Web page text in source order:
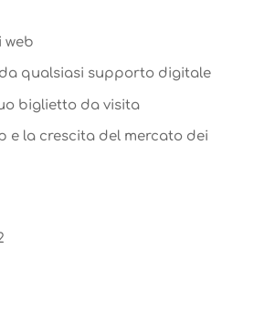
web
qualsiasi supporto digitale
biglietto da visita
e la crescita del mercato dei